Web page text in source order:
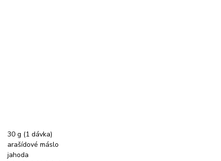
30 g (1 dávka)
arašídové máslo
jahoda